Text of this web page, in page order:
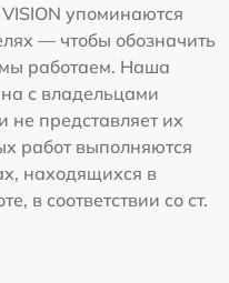
упоминаются
— чтобы обозначить
мы работаем. Наша
с владельцами
не представляет их
работ выполняются
находящихся в
в соответствии со ст.